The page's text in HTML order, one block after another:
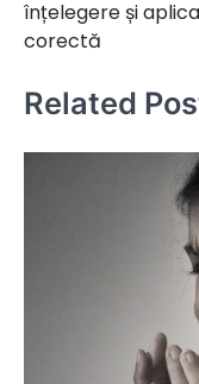
articole
înțelegere și
corectă
Related